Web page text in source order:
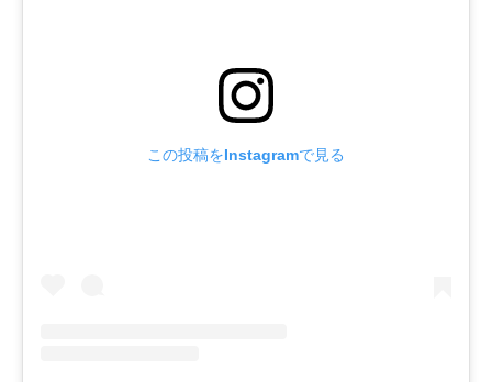
この投稿をInstagramで見る